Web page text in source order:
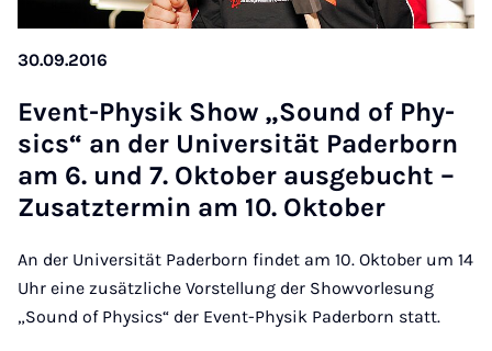
30.09.2016
Event-Phy­sik Show „Sound of Phy­
sics“ an der Uni­ver­si­tät Pa­der­born
am 6. und 7. Ok­to­ber aus­ge­bucht –
Zu­satz­ter­min am 10. Ok­to­ber
An der Universität Paderborn findet am 10. Oktober um 14
Uhr eine zusätzliche Vorstellung der Showvorlesung
„Sound of Physics“ der Event-Physik Paderborn statt.